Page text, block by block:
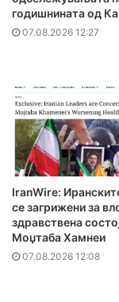
годишнината од
07.08.2026 12:27
IranWire:
се загрижени за
здравствена
Моџтаба Хамнеи
07.08.2026 12:08